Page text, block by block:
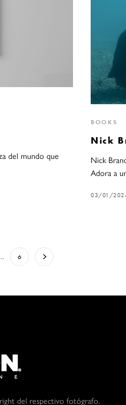
del mundo que
BOOKS
Nick
Nick
Adora a
03/01/
… 6
del respectivo fotógrafo.